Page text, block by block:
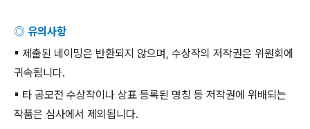
◎ 유의사항
▪ 제출된 네이밍은 반환되지 않으며, 수상작의 저작권은 위원회에
귀속됩니다.
▪ 타 공모전 수상작이나 상표 등록된 명칭 등 저작권에 위배되는
작품은 심사에서 제외됩니다.